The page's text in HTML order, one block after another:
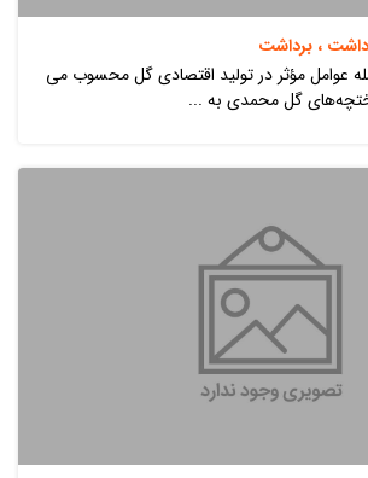
، برداشت
عوامل مؤثر در تولید اقتصادی گل محسوب می
گل محمدی به ...